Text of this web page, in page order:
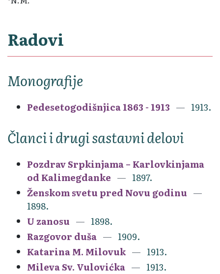
Radovi
Monografije
Pedesetogodišnjica 1863 - 1913 1913.
Članci i drugi sastavni delovi
Pozdrav Srpkinjama – Karlovkinjama
od Kalimegdanke
1897.
Ženskom svetu pred Novu godinu
1898.
U zanosu
1898.
Razgovor duša
1909.
Katarina M. Milovuk
1913.
Mileva Sv. Vulovićka
1913.